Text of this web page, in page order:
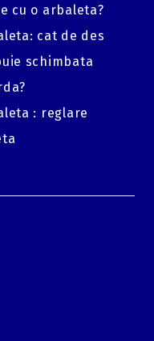
cu o arbaleta?
cat de des
schimbata
: reglare